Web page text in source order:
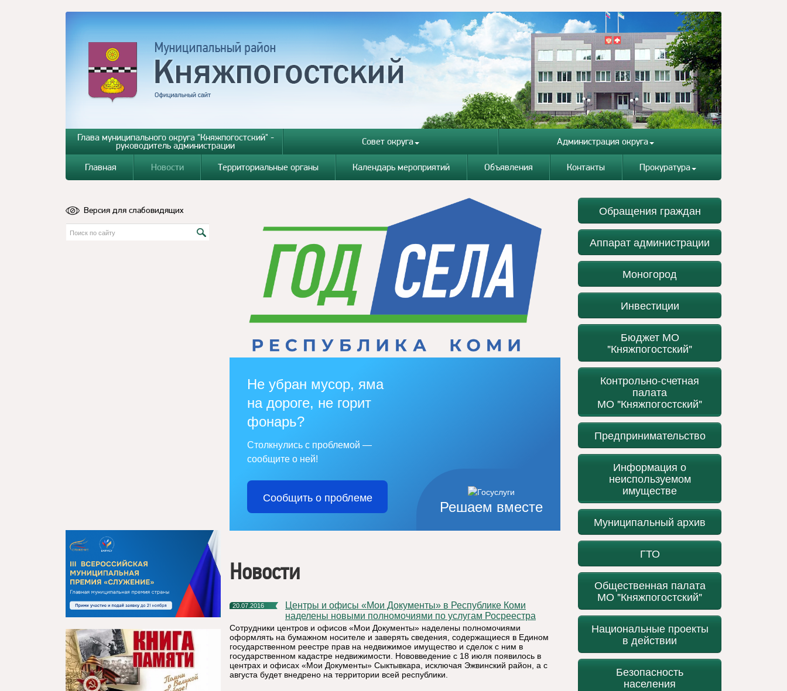
Глава муниципального округа "Княжпогостский" -
руководитель администрации Совет округа Администрация округа
Главная Новости Территориальные органы Календарь мероприятий Объявления Контакты Прокуратура
Версия для слабовидящих
Решаем вместе
Не убран мусор, яма
на дороге, не горит
фонарь?
Столкнулись с проблемой —
сообщите о ней!
Сообщить о проблеме
Новости
20.07.2016
Центры и офисы «Мои Документы» в Республике Коми
наделены новыми полномочиями по услугам Росреестра
Сотрудники центров и офисов «Мои Документы» наделены полномочиями
оформлять на бумажном носителе и заверять сведения, содержащиеся в Едином
государственном реестре прав на недвижимое имущество и сделок с ним в
государственном кадастре недвижимости. Нововведение с 18 июля появилось в
центрах и офисах «Мои Документы» Сыктывкара, исключая Эжвинский район, а с
августа будет внедрено на территории всей республики.
Обращения граждан
Аппарат администрации
Моногород
Инвестиции
Бюджет МО
"Княжпогостский"
Контрольно-счетная
палата
МО "Княжпогостский"
Предпринимательство
Информация о
неиспользуемом
имуществе
Муниципальный архив
ГТО
Общественная палата
МО "Княжпогостский"
Национальные проекты
в действии
Безопасность
населения